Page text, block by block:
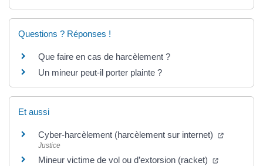
Questions ? Réponses !
Que faire en cas de harcèlement ?
Un mineur peut-il porter plainte ?
Et aussi
Cyber-harcèlement (harcèlement sur internet)
Justice
Mineur victime de vol ou d’extorsion (racket)